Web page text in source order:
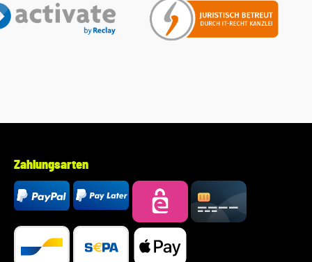
Wir prüfen vorab, ob der gewünschte Artikel zum Fahrzeug
passt.
Zahlungsarten